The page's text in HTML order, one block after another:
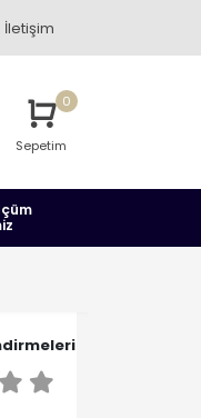
İletişim
Sepetim
0